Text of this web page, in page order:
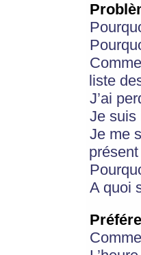
liste
J’ai
Je suis
Je me
présent
A quoi